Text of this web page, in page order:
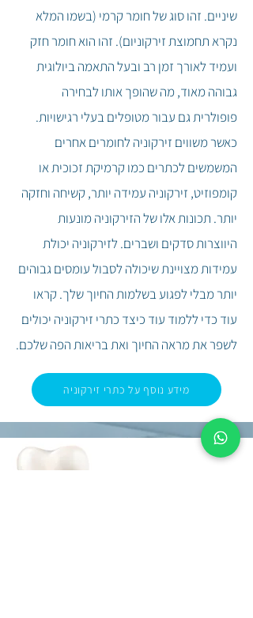
שיניים. זהו סוג של חומר קרמי (בשמו המלא
נקרא תחמוצת זירקוניום). זהו הוא חומר חזק
ועמיד לאורך זמן רב ובעל התאמה ביולוגית
גבוהה מאוד, מה שהופך אותו לבחירה
פופולרית גם עבור מטופלים בעלי רגישויות.
כאשר משווים זירקוניה לחומרים אחרים
המשמשים לכתרים כמו קרמיקת זכוכית או
קומפוזיט, זירקוניה עמידה יותר, קשיחה וחזקה
יותר. תכונות אלו של הזירקוניה מונעות
היווצרות סדקים ושברים. לזירקוניה יכולת
עמידות מצויינת שיכולה לסבול עומסים גבוהים
יותר מבלי לפגוע בשלמות החיוך שלך.קראו
עוד כדי ללמוד עוד כיצד כתרי זירקוניה יכולים
לשפר את מראה החיוך ואת בריאות הפה שלכם.
מידע נוסף על כתרי זירקוניה